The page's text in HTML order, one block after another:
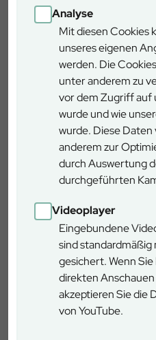
Analyse
Mit diesen Cookies
unseres eigenen
werden. Die
unter anderem zu
vor dem Zugriff auf
wurde und wie
wurde. Diese
anderem zur
durch Auswertung
durchgeführten
Videoplayer
Eingebundene
sind
gesichert. Wenn
direkten
akzeptieren Sie die
von YouTube.
auf eine naturnahe
Nutzung ohne Kahlschlag,
elementares
Wald, schützt dauerhaft
auf die natürliche
Raum für Erholungssuchende.
Forstbetriebsleiter Dr.
Bohlenweg.
Ottobeuren